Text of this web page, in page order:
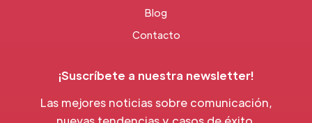
Blog
Contacto
¡Suscríbete a nuestra newsletter!
Las mejores noticias sobre comunicación,